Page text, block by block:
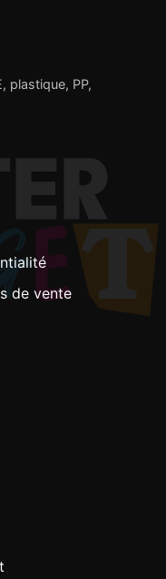
, plastique, PP,
de vente